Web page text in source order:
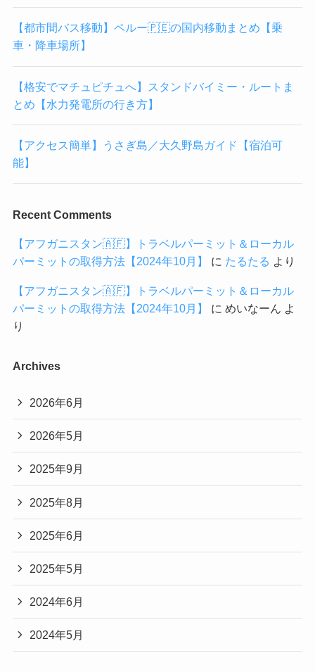
【都市間バス移動】ペルー🇵🇪の国内移動まとめ【乗
車・降車場所】
【格安でマチュピチュへ】スタンドバイミー・ルートま
とめ【水力発電所の行き方】
【アクセス簡単】うさぎ島／大久野島ガイド【宿泊可
能】
Recent Comments
【アフガニスタン🇦🇫】トラベルパーミット＆ローカル
パーミットの取得方法【2024年10月】
に たるたる より
【アフガニスタン🇦🇫】トラベルパーミット＆ローカル
パーミットの取得方法【2024年10月】
に めいなーん
よ
り
Archives
2026年6月
2026年5月
2025年9月
2025年8月
2025年6月
2025年5月
2024年6月
2024年5月